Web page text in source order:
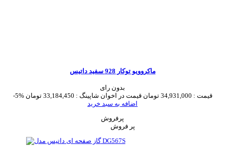
ماکروویو توکار 928 سفید داتیس
بدون رای
-5%
قیمت : 34,931,000 تومان قیمت در اخوان شاپینگ : 33,184,450 تومان
اضافه به سبد خرید
پرفروش